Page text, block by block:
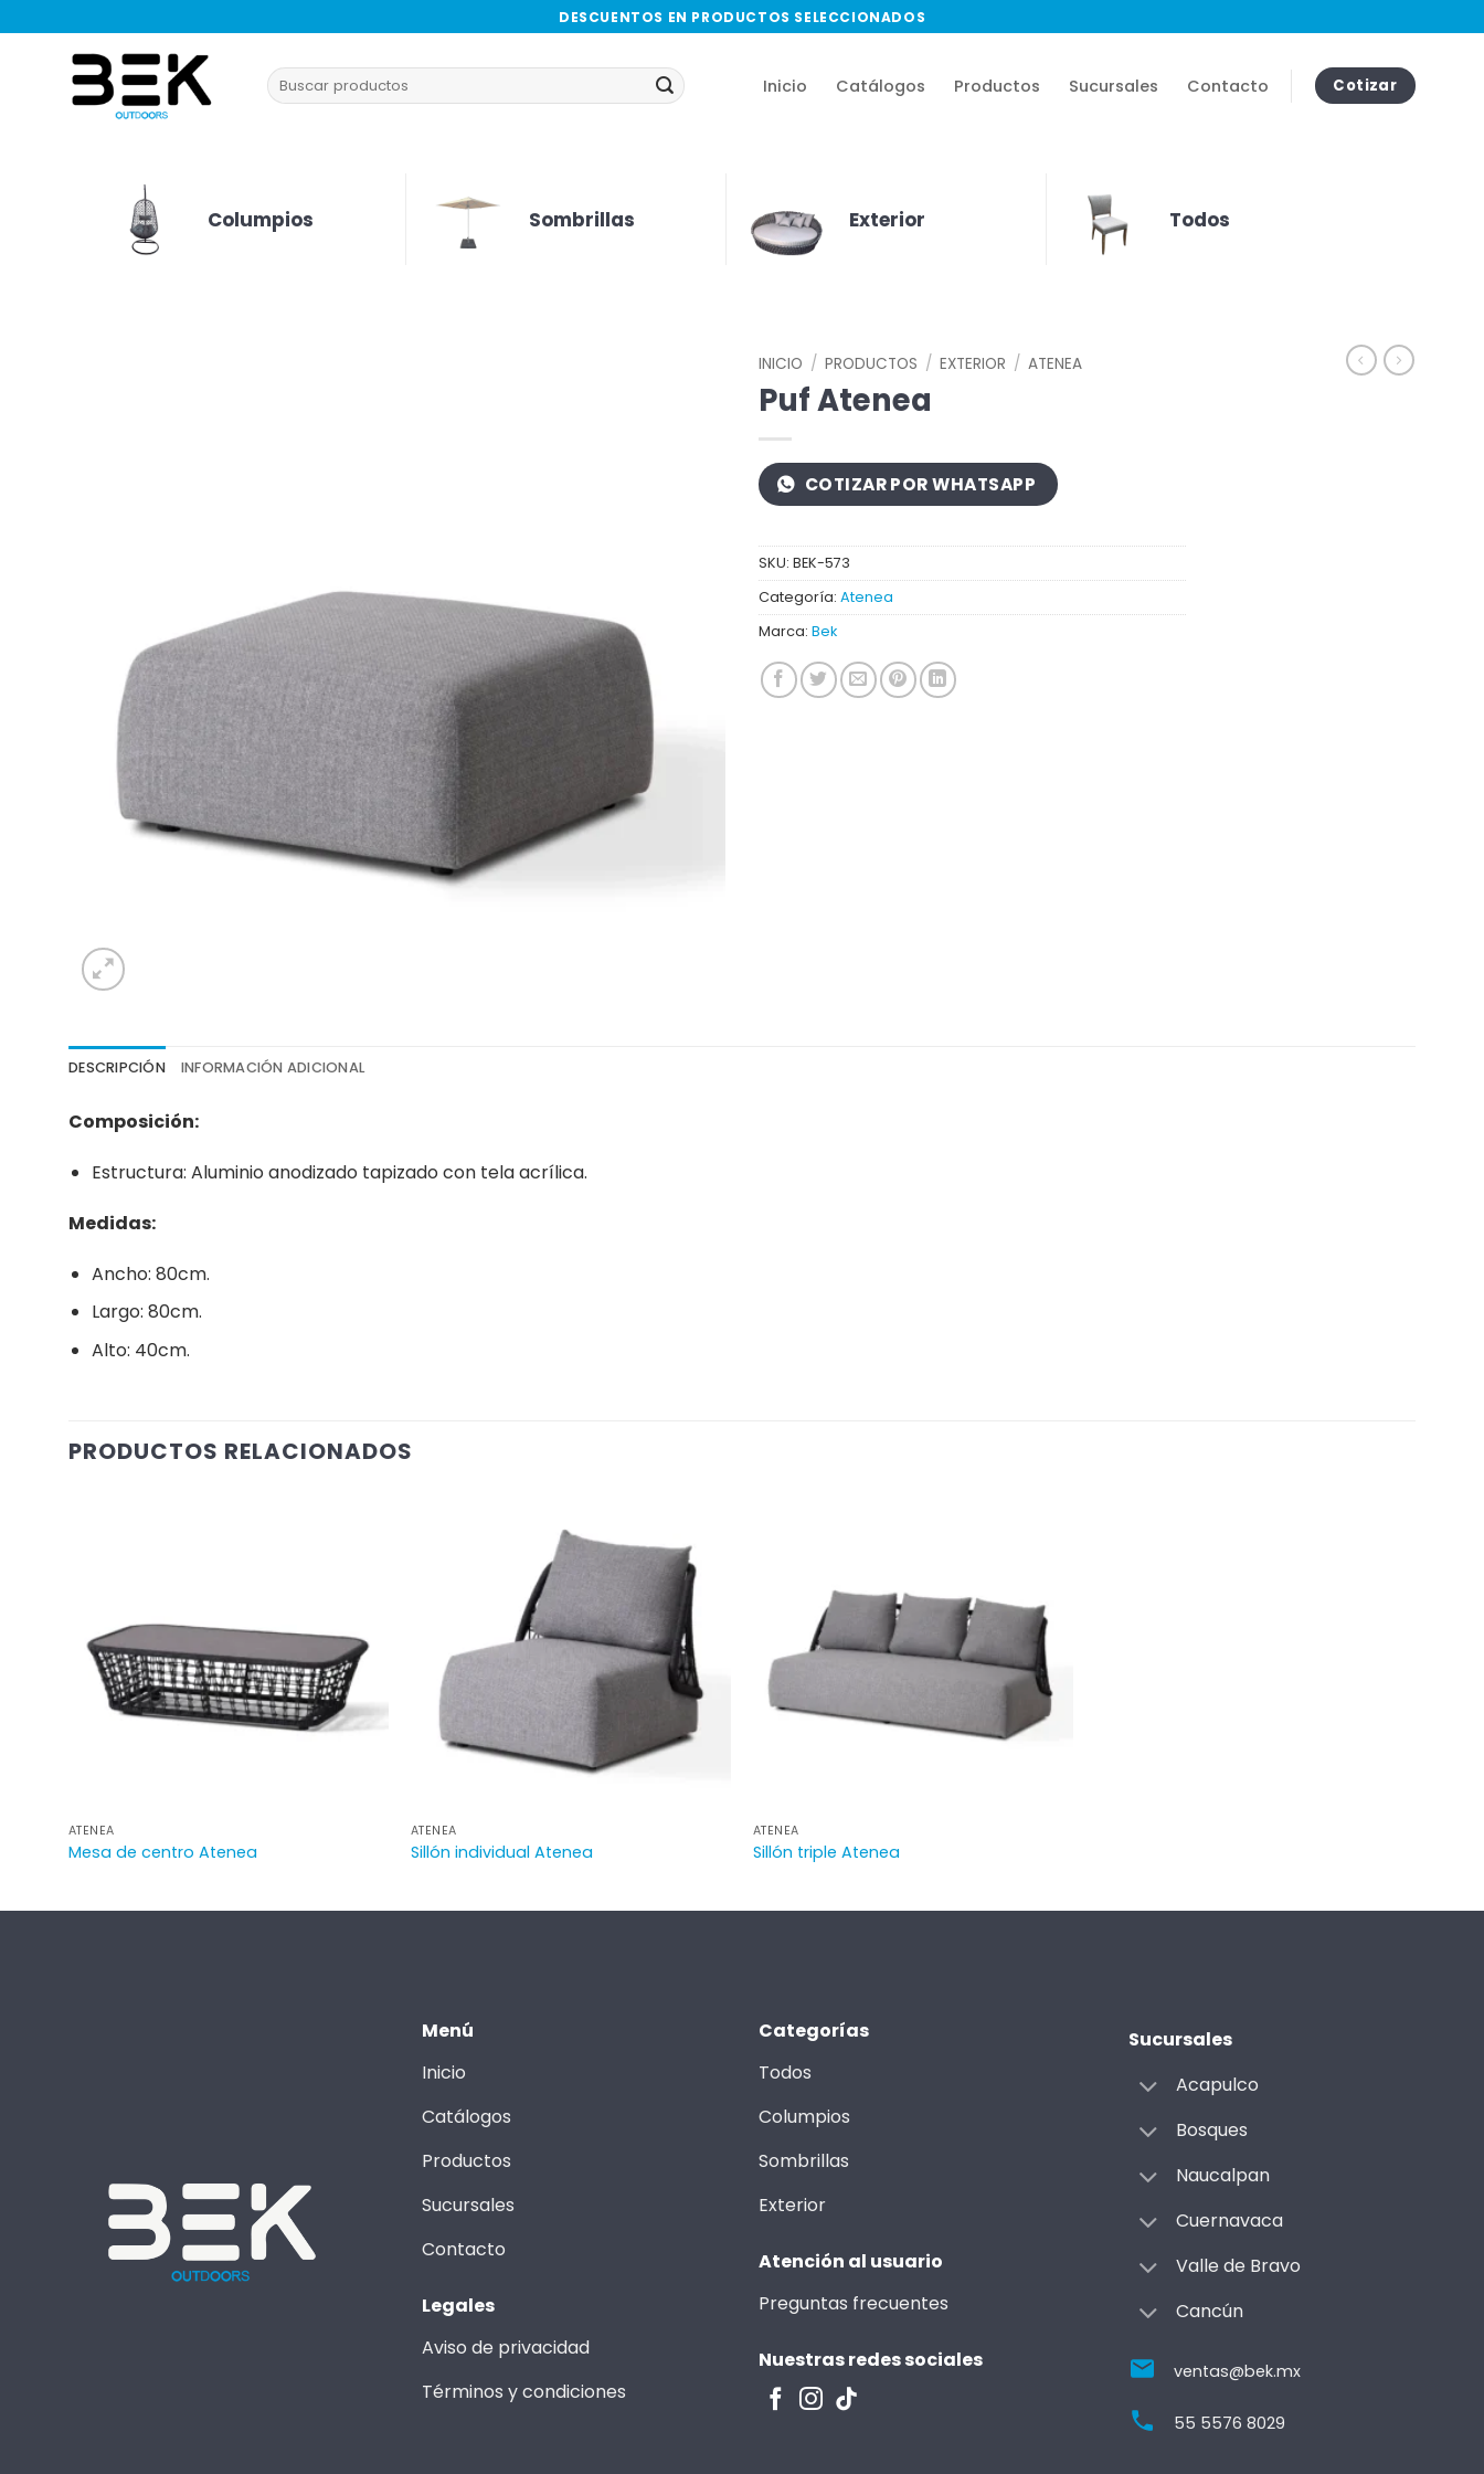
al
contenido
DESCUENTOS EN PRODUCTOS SELECCIONADOS
Buscar
por:
Inicio Catálogos Productos Sucursales Contacto Cotizar
Columpios Sombrillas Exterior Todos
INICIO / PRODUCTOS / EXTERIOR / ATENEA
Puf Atenea
COTIZAR POR WHATSAPP
SKU: BEK-573
Categoría: Atenea
Marca: Bek
DESCRIPCIÓN INFORMACIÓN ADICIONAL
Composición:
Estructura: Aluminio anodizado tapizado con tela acrílica.
Medidas:
Ancho: 80cm.
Largo: 80cm.
Alto: 40cm.
PRODUCTOS RELACIONADOS
ATENEA
Mesa de centro Atenea
ATENEA
Sillón individual Atenea
ATENEA
Sillón triple Atenea
Menú
Inicio
Catálogos
Productos
Sucursales
Contacto
Legales
Aviso de privacidad
Términos y condiciones
Categorías
Todos
Columpios
Sombrillas
Exterior
Atención al usuario
Preguntas frecuentes
Nuestras redes sociales
Sucursales
Acapulco
Bosques
Naucalpan
Cuernavaca
Valle de Bravo
Cancún
ventas@bek.mx
55 5576 8029